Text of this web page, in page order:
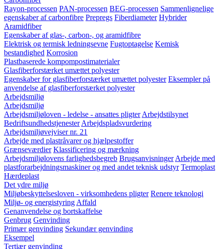
Rayon-processen PAN-processen BEG-processen Sammenlignelige
egenskaber af carbonfibre Prepregs Fiberdiameter Hybrider
Aramidfiber
Egenskaber af glas-, carbon-, og aramidfibre
Elektrisk og termisk ledningsevne Fugtoptagelse Kemisk
bestandighed Korrosion
Plastbaserede kompompostimaterialer
Glasfiberforstærket umættet polyester
Egenskaber for glasfiberforstærket umættet polyester Eksempler på
anvendelse af glasfiberforstærket polyester
Arbejdsmiljø
Arbejdsmiljø
Arbejdsmiljøloven - ledelse - ansattes pligter Arbejdstilsynet
Bedriftsundhedstjenester Arbejdspladsvurdering
Arbejdsmiljøvejviser nr. 21
Arbejde med plastråvarer og hjælpestoffer
Grænseværdier Klassificering og mærkning
Arbejdsmiljølovens farlighedsbegreb Brugsanvisninger Arbejde med
plastforarbejdningsmaskiner og med andet teknisk udstyr Termoplast
Hærdeplast
Det ydre miljø
Miljøbeskyttelsesloven - virksomhedens pligter Renere teknologi
Miljø- og energistyring Affald
Genanvendelse og bortskaffelse
Genbrug Genvinding
Primær genvinding Sekundær genvinding
Eksempel
Tertiær genvinding